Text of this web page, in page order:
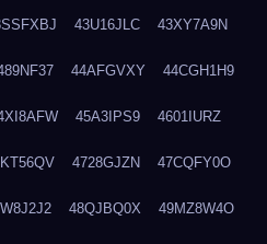
43U16JLC 43XY7A9N
44AFGVXY 44CGH1H9
45A3IPS9 4601IURZ
4728GJZN 47CQFY0O
48QJBQ0X 49MZ8W4O